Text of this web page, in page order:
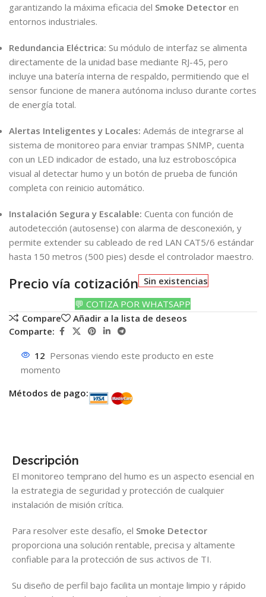
garantizando la máxima eficacia del Smoke Detector en
entornos industriales.
Redundancia Eléctrica: Su módulo de interfaz se alimenta
directamente de la unidad base mediante RJ-45, pero
incluye una batería interna de respaldo, permitiendo que el
sensor funcione de manera autónoma incluso durante cortes
de energía total.
Alertas Inteligentes y Locales: Además de integrarse al
sistema de monitoreo para enviar trampas SNMP, cuenta
con un LED indicador de estado, una luz estroboscópica
visual al detectar humo y un botón de prueba de función
completa con reinicio automático.
Instalación Segura y Escalable: Cuenta con función de
autodetección (autosense) con alarma de desconexión, y
permite extender su cableado de red LAN CAT5/6 estándar
hasta 150 metros (500 pies) desde el controlador maestro.
Precio vía cotización Sin existencias
💬 COTIZA POR WHATSAPP
Compare
Añadir a la lista de deseos
Comparte:
12 Personas viendo este producto en este
momento
Métodos de pago:
Descripción
El monitoreo temprano del humo es un aspecto esencial en
la estrategia de seguridad y protección de cualquier
instalación de misión crítica.
Para resolver este desafío, el Smoke Detector
proporciona una solución rentable, precisa y altamente
confiable para la protección de sus activos de TI.
Su diseño de perfil bajo facilita un montaje limpio y rápido